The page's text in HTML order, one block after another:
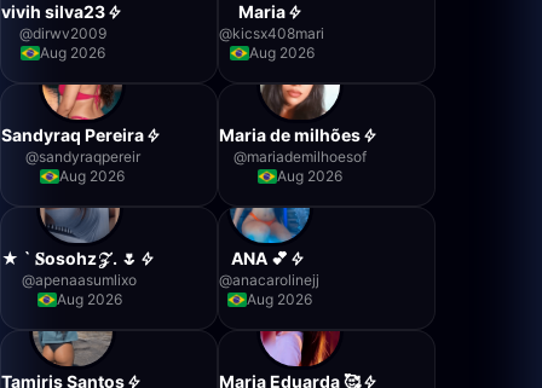
vivih silva23
@dirwv2009
Aug 2026
Maria
@kicsx408mari
Aug 2026
Sandyraq Pereira
@sandyraqpereir
Aug 2026
Maria de milhões
@mariademilhoesof
Aug 2026
★ ` 𝐒osohz𝒵 . 🌷
@apenaasumlixo
Aug 2026
ANA 💕
@anacarolinejj
Aug 2026
Tamiris Santos Maria Eduarda 🥰